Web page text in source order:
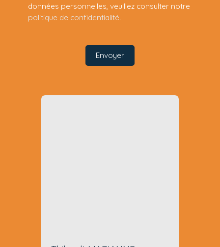
données personnelles, veuillez consulter notre
politique de confidentialité.
Envoyer